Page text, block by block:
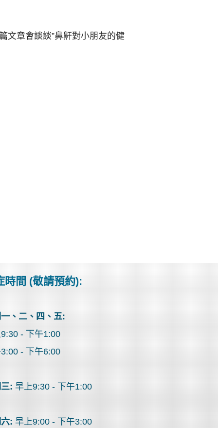
文章會談談”鼻鼾對小朋友的健
時間 (敬請預約):
、二、四、五:
- 下午1:00
- 下午6:00
: 早上9:30 - 下午1:00
: 早上9:00 - 下午3:00